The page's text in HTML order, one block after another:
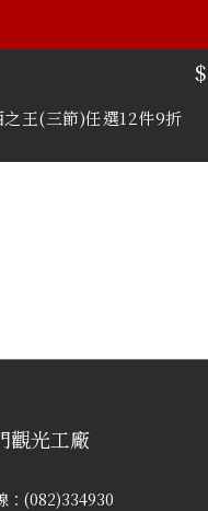
$
之王(三節)任選12件9折
觀光工廠
：(082)334930